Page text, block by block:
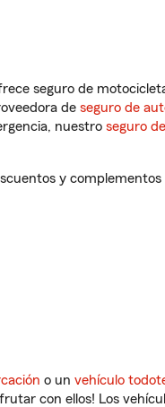
seguro de
de seguro de
nuestro seguro
y
o un vehículo
con ellos! Los